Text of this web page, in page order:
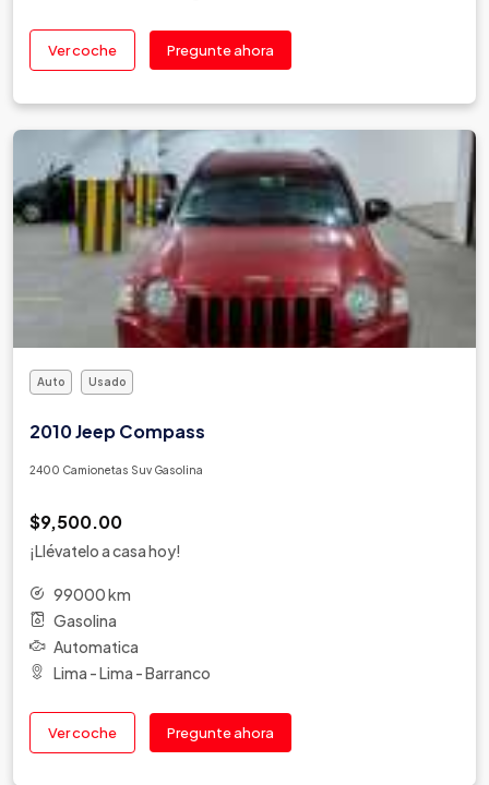
Ver coche Pregunte ahora
Auto Usado
2010 Jeep Compass
2400 Camionetas Suv Gasolina
$9,500.00
¡Llévatelo a casa hoy!
99000 km
Gasolina
Automatica
Lima - Lima - Barranco
Ver coche Pregunte ahora